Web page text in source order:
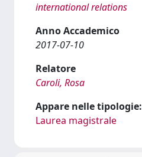
international relations
Anno Accademico
2017-07-10
Relatore
Caroli, Rosa
Appare nelle tipologie:
Laurea magistrale